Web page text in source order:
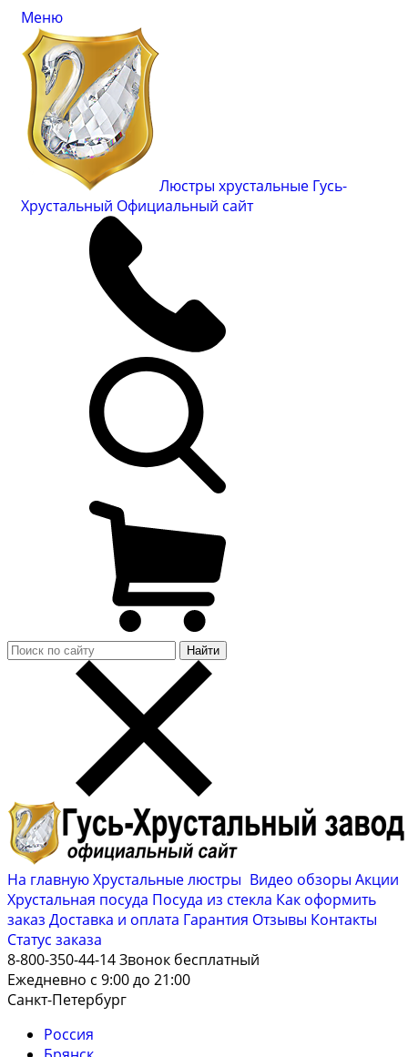
Меню
Люстры хрустальные Гусь-
Хрустальный Официальный сайт
Найти
На главнуюХрустальные люстры Видео обзоры Акции
Хрустальная посуда Посуда из стекла Как оформить
заказ Доставка и оплата Гарантия Отзывы Контакты
Cтатус заказа
8-800-350-44-14Звонок бесплатный
Ежедневно с 9:00 до 21:00
Санкт-Петербург
Россия